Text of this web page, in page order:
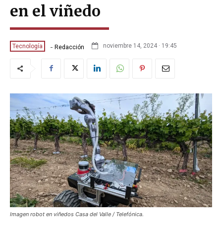
en el viñedo
Tecnología - Redacción noviembre 14, 2024 · 19:45
Imagen robot en viñedos Casa del Valle / Telefónica.